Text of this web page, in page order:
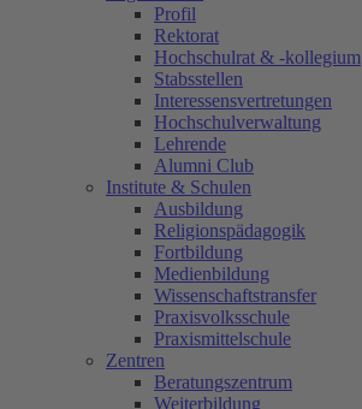
Profil
Rektorat
Hochschulrat & -kollegium
Stabsstellen
Interessensvertretungen
Hochschulverwaltung
Lehrende
Alumni Club
Institute & Schulen
Ausbildung
Religionspädagogik
Fortbildung
Medienbildung
Wissenschaftstransfer
Praxisvolksschule
Praxismittelschule
Zentren
Beratungszentrum
Weiterbildung